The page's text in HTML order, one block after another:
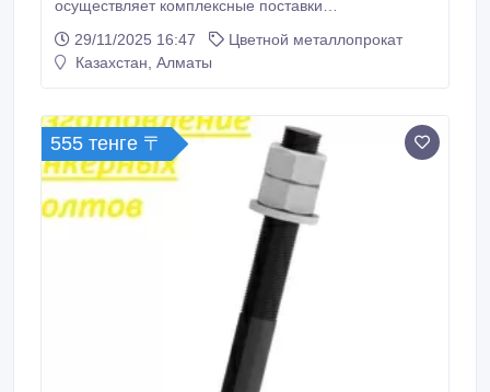
осуществляет комплексные поставки
арматуры, а также насосного оборудования и
комплектующих по всей Республике Казахстан и в
29/11/2025 16:47
Цветной металлопрокат
Казахстан, Алматы
555 тенге 〒